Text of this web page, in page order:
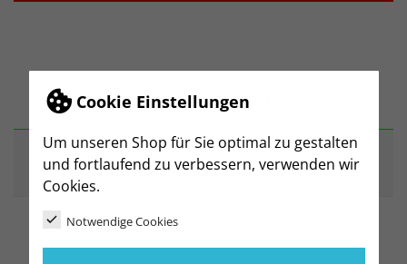
Cookie Einstellungen
Um unseren Shop für Sie optimal zu gestalten
und fortlaufend zu verbessern, verwenden wir
Cookies.
Notwendige Cookies
BESCHREIBUNG
ARTIKELDETAILS